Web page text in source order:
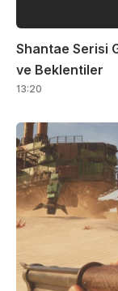
Shantae Serisi
ve Beklentiler
13:20